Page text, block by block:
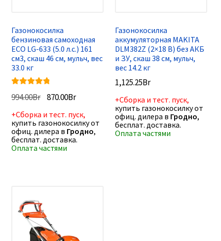
Газонокосилка
бензиновая самоходная
ECO LG-633 (5.0 л.с.) 161
см3, скаш 46 см, мульч, вес
33.0 кг
из 5
994.00Br Первоначальная
составляла
994.00Br.
870.00BrТекущая
870.00Br.
+Сборка и тест. пуск,
купить газонокосилку от
офиц. дилера в Гродно,
бесплат. доставка.
Оплата частями
Газонокосилка
аккумуляторная MAKITA
DLM382Z (2×18 В) без АКБ
и ЗУ, скаш 38 см, мульч,
вес 14.2 кг
1,125.25Br
+Сборка и тест. пуск,
купить газонокосилку от
офиц. дилера в Гродно,
бесплат. доставка.
Оплата частями